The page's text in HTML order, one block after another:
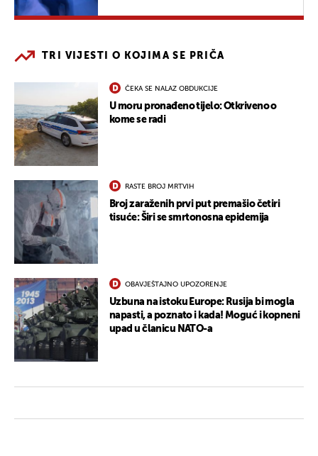
TRI VIJESTI O KOJIMA SE PRIČA
ČEKA SE NALAZ OBDUKCIJE
U moru pronađeno tijelo: Otkriveno o
kome se radi
RASTE BROJ MRTVIH
Broj zaraženih prvi put premašio četiri
tisuće: Širi se smrtonosna epidemija
OBAVJEŠTAJNO UPOZORENJE
Uzbuna na istoku Europe: Rusija bi mogla
napasti, a poznato i kada! Moguć i kopneni
upad u članicu NATO-a